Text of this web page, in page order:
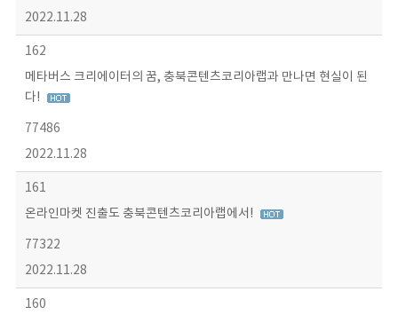
2022.11.28
162
메타버스 크리에이터의 꿈, 충북콘텐츠코리아랩과 만나면 현실이 된
다!
77486
2022.11.28
161
온라인마켓 진출도 충북콘텐츠코리아랩에서!
77322
2022.11.28
160